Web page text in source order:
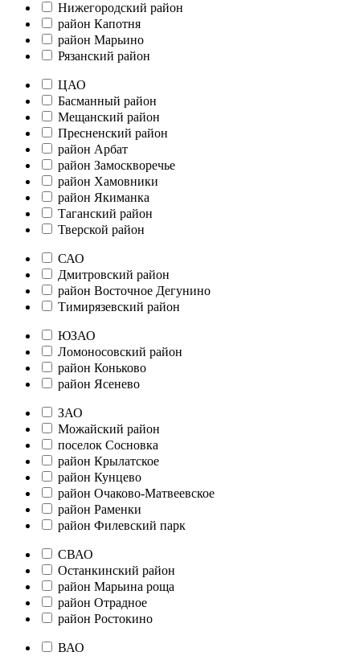
Нижегородский район
район Капотня
район Марьино
Рязанский район
ЦАО
Басманный район
Мещанский район
Пресненский район
район Арбат
район Замоскворечье
район Хамовники
район Якиманка
Таганский район
Тверской район
САО
Дмитровский район
район Восточное Дегунино
Тимирязевский район
ЮЗАО
Ломоносовский район
район Коньково
район Ясенево
ЗАО
Можайский район
поселок Сосновка
район Крылатское
район Кунцево
район Очаково-Матвеевское
район Раменки
район Филевский парк
СВАО
Останкинский район
район Марьина роща
район Отрадное
район Ростокино
ВАО